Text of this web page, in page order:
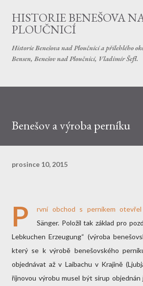
Přeskočit na hlavní
HISTORIE BENEŠOVA
PLOUČNICÍ
Historie Benešova nad Ploučnicí a přilehlého
Bensen, Benešov nad Ploučnicí, Vladimír Šefl.
Benešov a výroba perníku
prosince 10, 2015
P
rvní obchod s perníkem
Sänger. Položil tak základ pro
Lebkuchen Erzeugung“ (výroba
který se k výrobě benešovského
objednávat až v Laibachu v Krajině
říjnovou výrobu musel být sirup objednán